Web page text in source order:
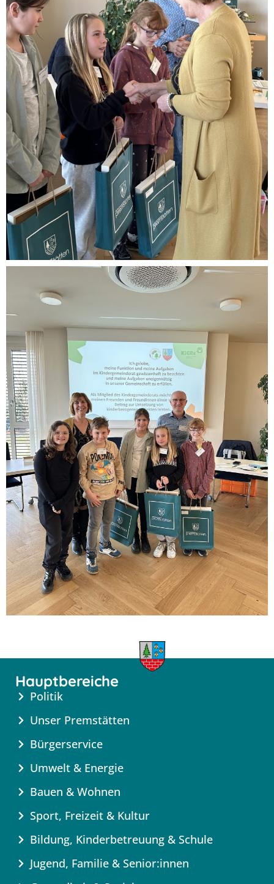
Hauptbereiche
Politik
Unser Premstätten
Bürgerservice
Umwelt & Energie
Bauen & Wohnen
Sport, Freizeit & Kultur
Bildung, Kinderbetreuung & Schule
Jugend, Familie & Senior:innen